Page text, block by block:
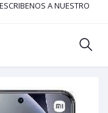
A NUESTRO